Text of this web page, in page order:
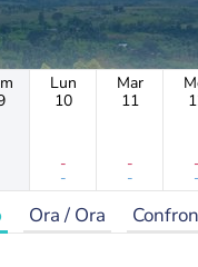
Lun
10
-
-
Mar
11
-
-
-
-
Ora / Ora